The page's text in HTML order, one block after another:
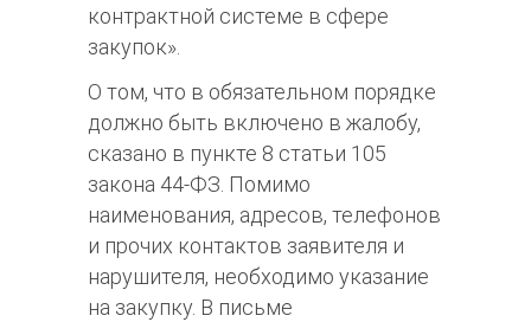
контрактной системе в сфере
закупок».
О том, что в обязательном порядке
должно быть включено в жалобу,
сказано в пункте 8 статьи 105
закона 44-ФЗ. Помимо
наименования, адресов, телефонов
и прочих контактов заявителя и
нарушителя, необходимо указание
на закупку. В письме